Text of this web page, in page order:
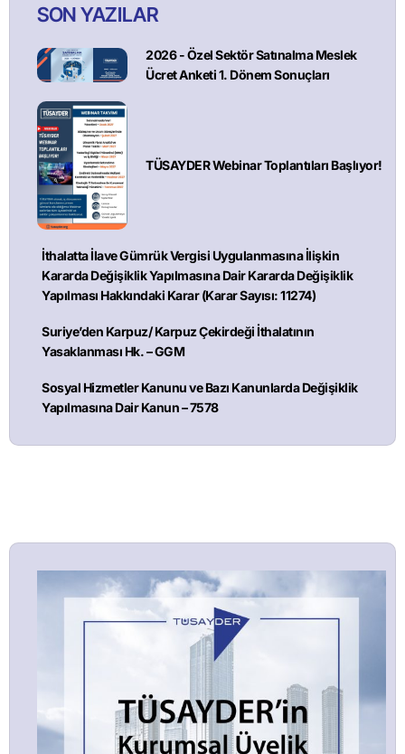
SON YAZILAR
2026 - Özel Sektör Satınalma Meslek
Ücret Anketi 1. Dönem Sonuçları
TÜSAYDER Webinar Toplantıları Başlıyor!
İthalatta İlave Gümrük Vergisi Uygulanmasına İlişkin
Kararda Değişiklik Yapılmasına Dair Kararda Değişiklik
Yapılması Hakkındaki Karar (Karar Sayısı: 11274)
Suriye’den Karpuz/ Karpuz Çekirdeği İthalatının
Yasaklanması Hk. – GGM
Sosyal Hizmetler Kanunu ve Bazı Kanunlarda Değişiklik
Yapılmasına Dair Kanun – 7578